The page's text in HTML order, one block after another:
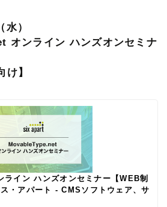
）
オンライン ハンズオンセミナ
け】
イン ハンズオンセミナー【WEB制
・アパート - CMSソフトウェア、サ